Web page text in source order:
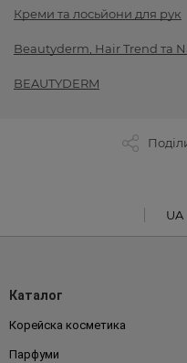
Креми та лосьйони для рук
Beautyderm, Hair Trend та
BEAUTYDERM
UA
Каталог
Корейска косметика
Парфуми